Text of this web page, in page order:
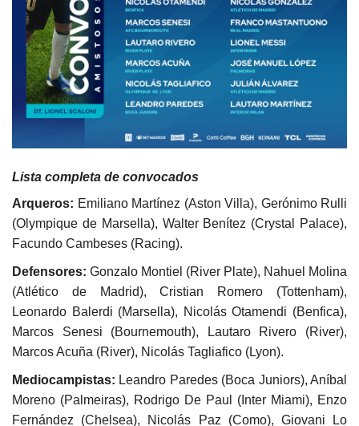
Lista completa de convocados
Arqueros: Emiliano Martínez (Aston Villa), Gerónimo Rulli
(Olympique de Marsella), Walter Benítez (Crystal Palace),
Facundo Cambeses (Racing).
Defensores: Gonzalo Montiel (River Plate), Nahuel Molina
(Atlético de Madrid), Cristian Romero (Tottenham),
Leonardo Balerdi (Marsella), Nicolás Otamendi (Benfica),
Marcos Senesi (Bournemouth), Lautaro Rivero (River),
Marcos Acuña (River), Nicolás Tagliafico (Lyon).
Mediocampistas: Leandro Paredes (Boca Juniors), Aníbal
Moreno (Palmeiras), Rodrigo De Paul (Inter Miami), Enzo
Fernández (Chelsea), Nicolás Paz (Como), Giovani Lo